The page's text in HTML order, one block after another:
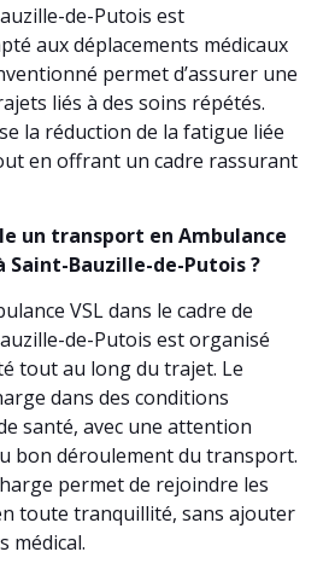
de-Putois est
aux déplacements médicaux
permet d’assurer une
liés à des soins répétés.
la réduction de la fatigue liée
en offrant un cadre rassurant
un transport en Ambulance
Saint-Bauzille-de-Putois ?
VSL dans le cadre de
de-Putois est organisé
tout au long du trajet. Le
dans des conditions
santé, avec une attention
bon déroulement du transport.
permet de rejoindre les
toute tranquillité, sans ajouter
médical.